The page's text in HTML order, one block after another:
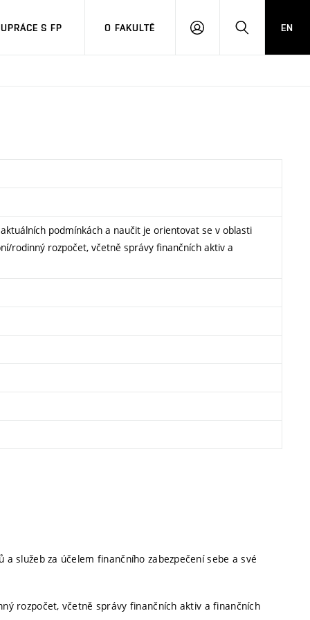
S FP O FAKULTĚ
PŘIHLÁSITHLEDAT
EN
podmínkách a naučit je orientovat se v oblasti
rodinný rozpočet, včetně správy finančních aktiv a
služeb za účelem finančního zabezpečení sebe a své
rozpočet, včetně správy finančních aktiv a finančních